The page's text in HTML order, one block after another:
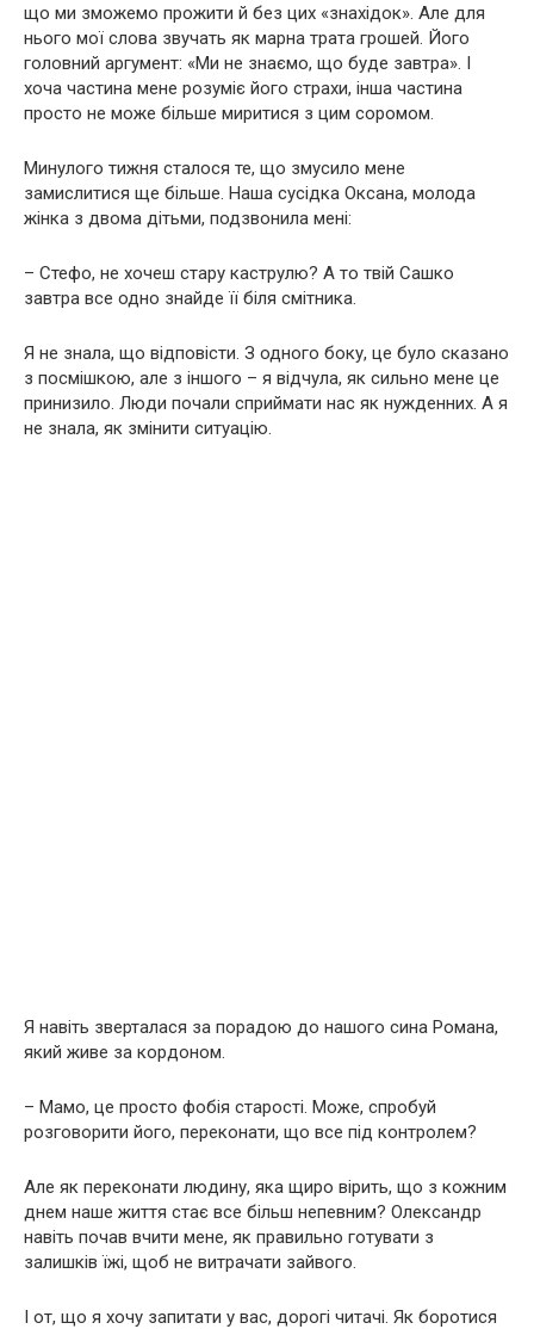
що ми зможемо прожити й без цих «знахідок». Але для
нього мої слова звучать як марна трата грошей. Його
головний аргумент: «Ми не знаємо, що буде завтра». І
хоча частина мене розуміє його страхи, інша частина
просто не може більше миритися з цим соромом.
Минулого тижня сталося те, що змусило мене
замислитися ще більше. Наша сусідка Оксана, молода
жінка з двома дітьми, подзвонила мені:
– Стефо, не хочеш стару каструлю? А то твій Сашко
завтра все одно знайде її біля смітника.
Я не знала, що відповісти. З одного боку, це було сказано
з посмішкою, але з іншого – я відчула, як сильно мене це
принизило. Люди почали сприймати нас як нужденних. А я
не знала, як змінити ситуацію.
Я навіть зверталася за порадою до нашого сина Романа,
який живе за кордоном.
– Мамо, це просто фобія старості. Може, спробуй
розговорити його, переконати, що все під контролем?
Але як переконати людину, яка щиро вірить, що з кожним
днем наше життя стає все більш непевним? Олександр
навіть почав вчити мене, як правильно готувати з
залишків їжі, щоб не витрачати зайвого.
І от, що я хочу запитати у вас, дорогі читачі. Як боротися